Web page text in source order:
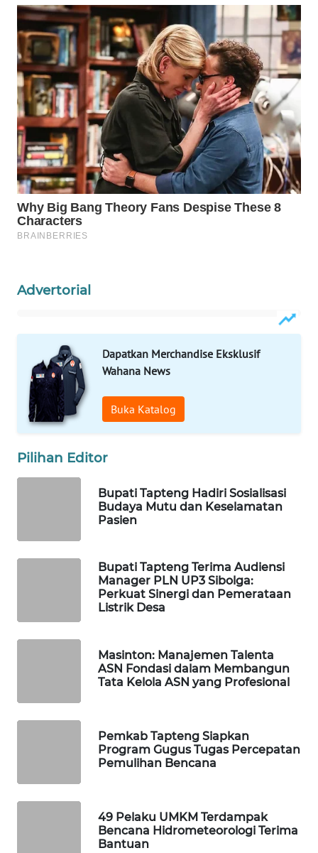
Advertorial
Dapatkan Merchandise Eksklusif
Wahana News
Buka Katalog
Pilihan Editor
Bupati Tapteng Hadiri Sosialisasi
Budaya Mutu dan Keselamatan
Pasien
Bupati Tapteng Terima Audiensi
Manager PLN UP3 Sibolga:
Perkuat Sinergi dan Pemerataan
Listrik Desa
Masinton: Manajemen Talenta
ASN Fondasi dalam Membangun
Tata Kelola ASN yang Profesional
Pemkab Tapteng Siapkan
Program Gugus Tugas Percepatan
Pemulihan Bencana
49 Pelaku UMKM Terdampak
Bencana Hidrometeorologi Terima
Bantuan
WAHANA
SELEB
WAHANA
PERSONA
WAHANA
OTOMOTIF
WAHANA
HEALTH
Wahana
Network
KONSUMEN
LISTRIK
NET